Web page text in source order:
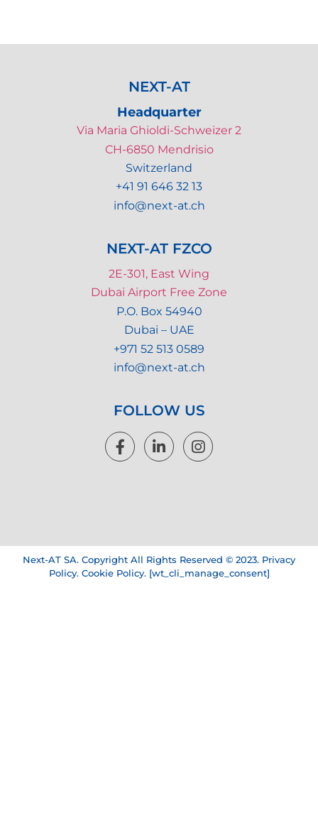
NEXT-AT
Headquarter
Via Maria Ghioldi-Schweizer 2
CH-6850 Mendrisio
Switzerland
+41 91 646 32 13
info@next-at.ch
NEXT-AT FZCO
2E-301, East Wing
Dubai Airport Free Zone
P.O. Box 54940
Dubai – UAE
+971 52 513 0589
info@next-at.ch
FOLLOW US
Next-AT SA. Copyright All Rights Reserved © 2023. Privacy
Policy. Cookie Policy. [wt_cli_manage_consent]